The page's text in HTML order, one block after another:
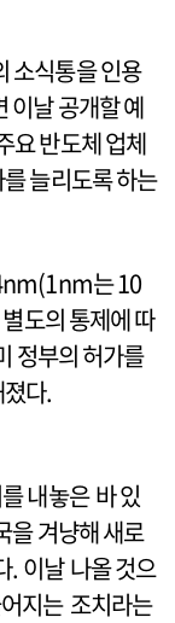
소식통을 인용
이날 공개할 예
요 반도체 업체
늘리도록 하는
는 10
도의 통제에 따
정부의 허가를
다.
내놓은 바 있
을 겨냥해 새로
. 이날 나올 것으
지는 조치라는